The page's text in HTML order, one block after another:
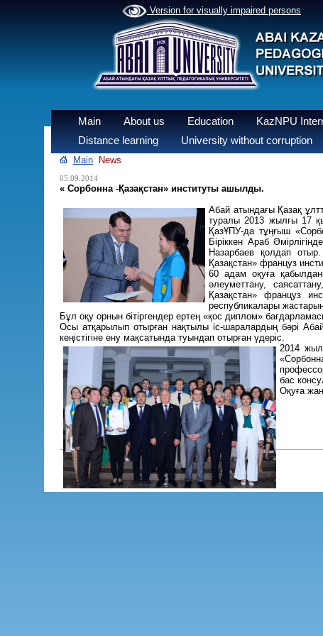
Version for visually impaired persons
Main About us Education KazNPU
Distance learning
University without corruption
Main News
05.09.2014
« Сорбонна -Қазақстан» институты ашылды.
Абай атындағы Қазақ
туралы 2013 жылғы 17
ҚазҰПУ-да тұңғыш
Біріккен Араб
Назарбаев қолдап
Қазақстан» француз
60 адам оқуға
әлеуметтану,
Қазақстан» француз
республикалары
Бұл оқу орнын бітіргендер ертең «қос диплом»
Осы атқарылып отырған нақтылы іс-шаралардың бәрі
кеңістігіне ену мақсатында туындап отырған үдеріс.
2014
бас
Оқуға